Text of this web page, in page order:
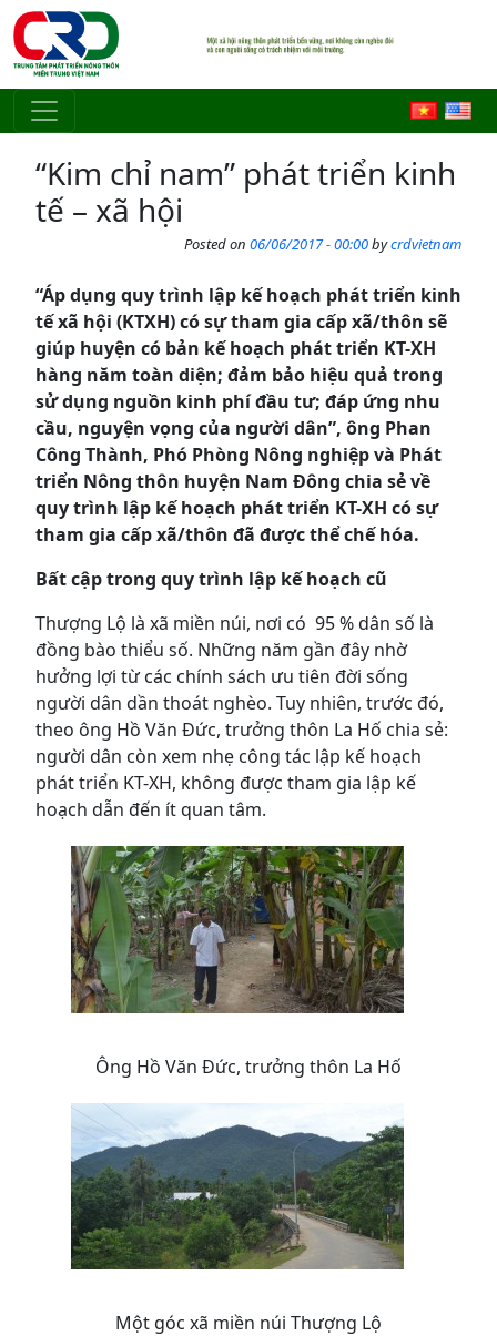
Skip to main content
“Kim chỉ nam” phát triển kinh
tế – xã hội
Posted on 06/06/2017 - 00:00bycrdvietnam
“Áp dụng quy trình lập kế hoạch phát triển kinh
tế xã hội (KTXH) có sự tham gia cấp xã/thôn sẽ
giúp huyện có bản kế hoạch phát triển KT-XH
hàng năm toàn diện; đảm bảo hiệu quả trong
sử dụng nguồn kinh phí đầu tư; đáp ứng nhu
cầu, nguyện vọng của người dân”, ông Phan
Công Thành, Phó Phòng Nông nghiệp và Phát
triển Nông thôn huyện Nam Đông chia sẻ về
quy trình lập kế hoạch phát triển KT-XH có sự
tham gia cấp xã/thôn đã được thể chế hóa.
Bất cập trong quy trình lập kế hoạch cũ
Thượng Lộ là xã miền núi, nơi có 95 % dân số là
đồng bào thiểu số. Những năm gần đây nhờ
hưởng lợi từ các chính sách ưu tiên đời sống
người dân dần thoát nghèo. Tuy nhiên, trước đó,
theo ông Hồ Văn Đức, trưởng thôn La Hố chia sẻ:
người dân còn xem nhẹ công tác lập kế hoạch
phát triển KT-XH, không được tham gia lập kế
hoạch dẫn đến ít quan tâm.
Ông Hồ Văn Đức, trưởng thôn La Hố
Một góc xã miền núi Thượng Lộ